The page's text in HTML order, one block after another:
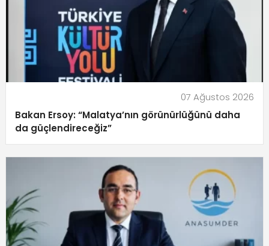
07 Ağustos 2026
Bakan Ersoy: “Malatya’nın görünürlüğünü daha
da güçlendireceğiz”